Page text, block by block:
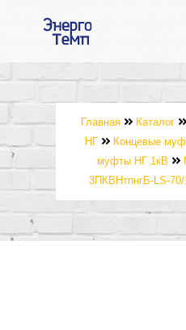
Главная Каталог
НГ
Концевые
муфты НГ 1кВ
3ПКВНтпнгБ-LS-70/